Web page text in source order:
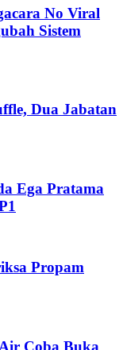
No Viral
Sistem
Dua Jabatan
Ega Pratama
Propam
Coba Buka